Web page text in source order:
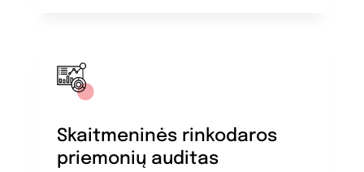
Skaitmeninės rinkodaros
priemonių auditas